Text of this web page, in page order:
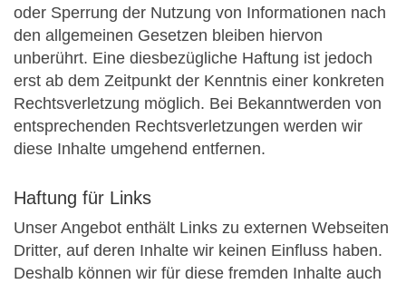
oder Sperrung der Nutzung von Informationen nach
den allgemeinen Gesetzen bleiben hiervon
unberührt. Eine diesbezügliche Haftung ist jedoch
erst ab dem Zeitpunkt der Kenntnis einer konkreten
Rechtsverletzung möglich. Bei Bekanntwerden von
entsprechenden Rechtsverletzungen werden wir
diese Inhalte umgehend entfernen.
Haftung für Links
Unser Angebot enthält Links zu externen Webseiten
Dritter, auf deren Inhalte wir keinen Einfluss haben.
Deshalb können wir für diese fremden Inhalte auch